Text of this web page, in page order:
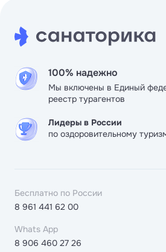
100% надежно
Мы включены в Единый
реестр турагентов
Лидеры в России
по оздоровительному
Бесплатно по России
8 961 441 62 00
Whats App
8 906 460 27 26